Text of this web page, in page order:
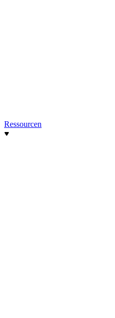
Ressourcen